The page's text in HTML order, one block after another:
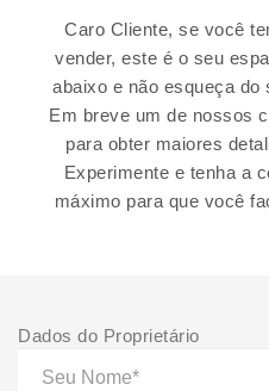
Caro Cliente, se você
vender, este é o seu
abaixo e não esqueça do
Em breve um de nossos
para obter maiores
Experimente e tenha a
máximo para que você
Dados do Proprietário